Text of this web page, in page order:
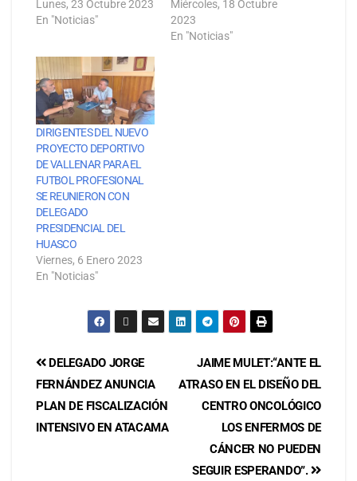
Lunes, 23 Octubre 2023
En "Noticias"
Miércoles, 18 Octubre
2023
En "Noticias"
DIRIGENTES DEL NUEVO
PROYECTO DEPORTIVO
DE VALLENAR PARA EL
FUTBOL PROFESIONAL
SE REUNIERON CON
DELEGADO
PRESIDENCIAL DEL
HUASCO
Viernes, 6 Enero 2023
En "Noticias"
JAIME MULET:“ANTE EL
ATRASO EN EL DISEÑO DEL
CENTRO ONCOLÓGICO
LOS ENFERMOS DE
CÁNCER NO PUEDEN
SEGUIR ESPERANDO”.
DELEGADO JORGE
FERNÁNDEZ ANUNCIA
PLAN DE FISCALIZACIÓN
INTENSIVO EN ATACAMA